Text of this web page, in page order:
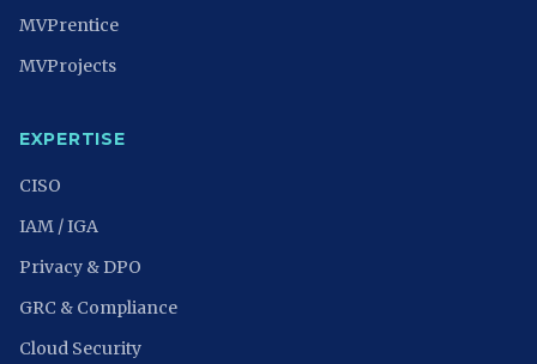
MVPrentice
MVProjects
EXPERTISE
CISO
IAM / IGA
Privacy & DPO
GRC & Compliance
Cloud Security